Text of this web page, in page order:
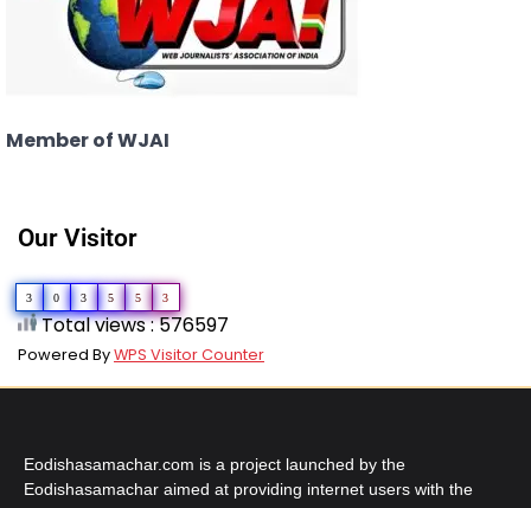
Member of WJAI
Our Visitor
3 0 3 5 5 3
Total views : 576597
Powered ByWPS Visitor Counter
Eodishasamachar.com is a project launched by the
Eodishasamachar aimed at providing internet users with the